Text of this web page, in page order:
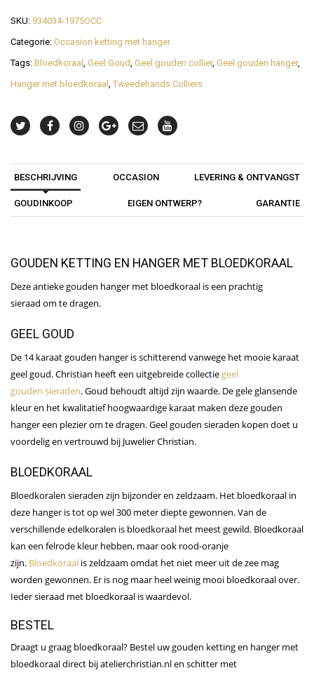
SKU: 934034-1975OCC
Categorie: Occasion ketting met hanger
Tags: Bloedkoraal Geel Goud Geel gouden collier, Geel gouden hanger,
Hanger met bloedkoraal
Tweedehands Colliers
BESCHRIJVING OCCASION LEVERING & ONTVANGST
GOUDINKOOP EIGEN ONTWERP? GARANTIE
GOUDEN KETTING EN HANGER MET BLOEDKORAAL
Deze antieke gouden hanger met bloedkoraal is een prachtig
sieraad om te dragen.
GEEL GOUD
De 14 karaat gouden hanger is schitterend vanwege het mooie karaat
geel goud. Christian heeft een uitgebreide collectie geel
gouden sieraden. Goud behoudt altijd zijn waarde. De gele glansende
kleur en het kwalitatief hoogwaardige karaat maken deze gouden
hanger een plezier om te dragen. Geel gouden sieraden kopen doet u
voordelig en vertrouwd bij Juwelier Christian.
BLOEDKORAAL
Bloedkoralen sieraden zijn bijzonder en zeldzaam. Het bloedkoraal in
deze hanger is tot op wel 300 meter diepte gewonnen. Van de
verschillende edelkoralen is bloedkoraal het meest gewild. Bloedkoraal
kan een felrode kleur hebben, maar ook rood-oranje
zijn. Bloedkoraal is zeldzaam omdat het niet meer uit de zee mag
worden gewonnen. Er is nog maar heel weinig mooi bloedkoraal over.
Ieder sieraad met bloedkoraal is waardevol.
BESTEL
Draagt u graag bloedkoraal? Bestel uw gouden ketting en hanger met
bloedkoraal direct bij atelierchristian.nl en schitter met